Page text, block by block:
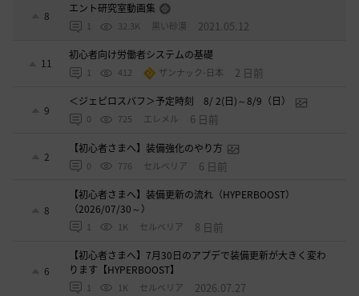
8
エント研究室動画集
1 32.3K 黒い砂漠 2021.05.12
11
初心者向け労働者システムの基礎
1 412 ザンナック-日本 2 日前
9
＜ジェピロスバフ＞予定時刻 8/ 2(日)～8/9（日）
0 725 エレメル 6 日前
2
【初心者さまへ】装備強化のやり方
0 776 セルベリア 6 日前
8
【初心者さまへ】装備更新の流れ（HYPERBOOST）
（2026/07/30～）
1 1K セルベリア 8 日前
6
【初心者さまへ】7月30日のアプデで装備更新が大きく変わ
ります【HYPERBOOST】
1 1K セルベリア 2026.07.27